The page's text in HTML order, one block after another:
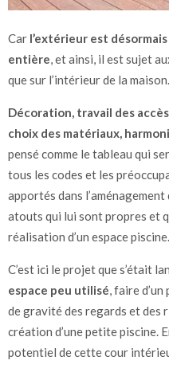
Car l’extérieur est
entière, et ainsi, il est sujet
que sur l’intérieur de la maison.
Décoration, travail des
choix des matériaux,
pensé comme le tableau qui
tous les codes et les
apportés dans
atouts qui lui sont propres et
réalisation d’un espace
C’est ici le projet que s’était
espace peu utilisé, faire
de gravité des regards et des
création d’une petite piscine.
potentiel de cette cour